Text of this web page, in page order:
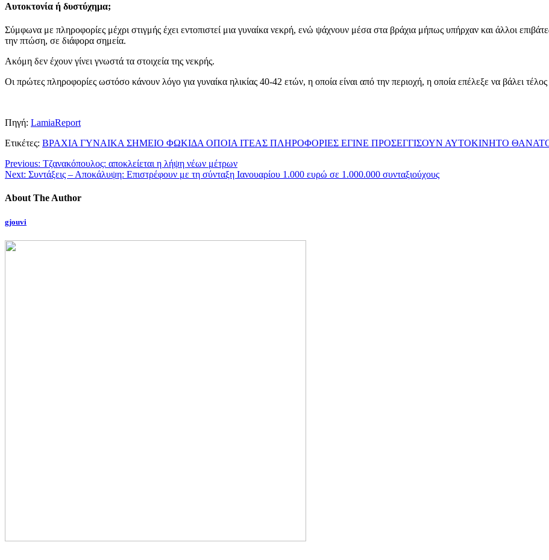
Αυτοκτονία ή δυστύχημα;
Σύμφωνα με πληροφορίες μέχρι στιγμής έχει εντοπιστεί μια γυναίκα νεκρή, ενώ ψάχνουν μέσα στα βράχια μήπως υπήρχαν και άλλοι
την πτώση, σε διάφορα σημεία.
Ακόμη δεν έχουν γίνει γνωστά τα στοιχεία της νεκρής.
Οι πρώτες πληροφορίες ωστόσο κάνουν λόγο για γυναίκα ηλικίας 40-42 ετών, η οποία είναι από την περιοχή, η οποία επέλεξε να βάλει
Πηγή: LamiaReport
Ετικέτες: ΒΡΑΧΙΑ ΓΥΝΑΙΚΑ ΣΗΜΕΙΟ ΦΩΚΙΔΑ ΟΠΟΙΑ ΙΤΕΑΣ ΠΛΗΡΟΦΟΡΙΕΣ ΕΓΙΝΕ ΠΡΟΣΕΓΓΙΣΟΥΝ ΑΥΤΟΚΙΝΗΤΟ
Previous: Τζανακόπουλος: αποκλείεται η λήψη νέων μέτρων
Next: Συντάξεις – Αποκάλυψη: Επιστρέφουν με τη σύνταξη Ιανουαρίου 1.000 ευρώ σε 1.000.000 συνταξιούχους
About The Author
gjouvi